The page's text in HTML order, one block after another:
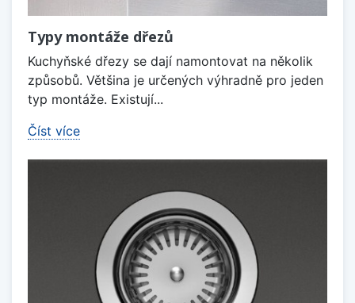
Typy montáže dřezů
Kuchyňské dřezy se dají namontovat na několik
způsobů. Většina je určených výhradně pro jeden
typ montáže. Existují...
Číst více